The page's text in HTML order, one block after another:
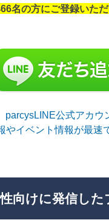
名の方にご登録いただ
parcysLINE公式アカウ
やイベント情報が最速
向けに発信し